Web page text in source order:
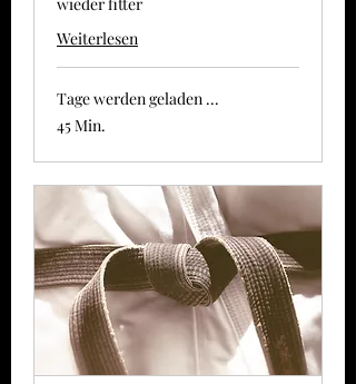
Weiterlesen
Tage werden geladen ...
45 Min.